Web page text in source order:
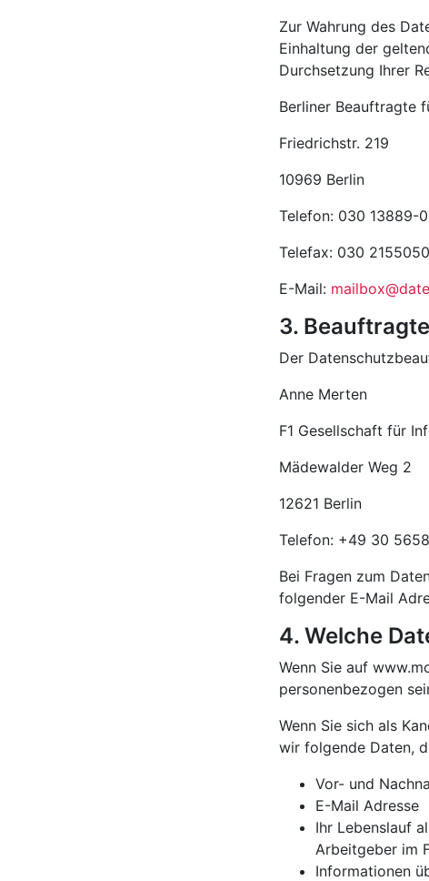
Zur Wahrung des
Einhaltung der
Durchsetzung Ihrer
Berliner Beauftragte
Friedrichstr. 219
10969 Berlin
Telefon: 030 13889-0
Telefax: 030 2155050
E-Mail:
3.
Der
Anne Merten
F1 Gesellschaft für
Mädewalder Weg 2
12621 Berlin
Telefon: +49 30
Bei Fragen zum
folgender E-Mail
4. Welche
Wenn Sie auf
personenbezogen
Wenn Sie sich als
wir folgende Daten,
Vor- und
E-Mail Adresse
Ihr Lebenslauf
Arbeitgeber im
Informationen